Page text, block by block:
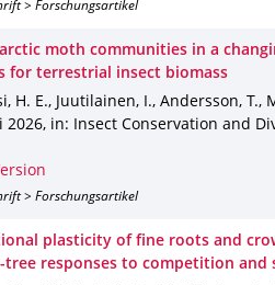
> Forschungsartikel
moth communities in a
for terrestrial insect biomass
H. E., Juutilainen, I., Andersson, T.,
2026, in: Insect Conservation and
> Forschungsartikel
plasticity of fine roots and
tree responses to competition and